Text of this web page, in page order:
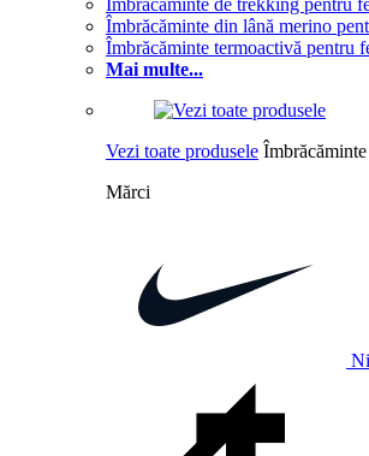
Îmbrăcăminte de trekking pentru
Îmbrăcăminte din lână merino
Îmbrăcăminte termoactivă pentru
Mai multe...
Vezi toate produsele
Mărci